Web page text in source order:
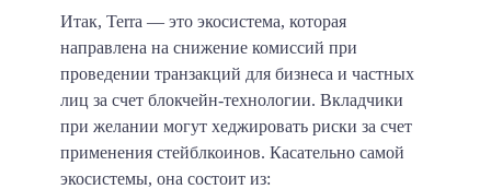
Итак, Terra — это экосистема, которая
направлена на снижение комиссий при
проведении транзакций для бизнеса и частных
лиц за счет блокчейн-технологии. Вкладчики
при желании могут хеджировать риски за счет
применения стейблкоинов. Касательно самой
экосистемы, она состоит из: